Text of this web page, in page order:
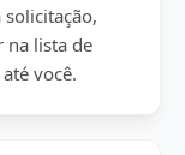
na lista de
você.